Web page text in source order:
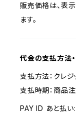
販売価格は、表
ます。
代金の支払方法
支払方法：クレジ
支払時期：商品
PAY ID あと払い: